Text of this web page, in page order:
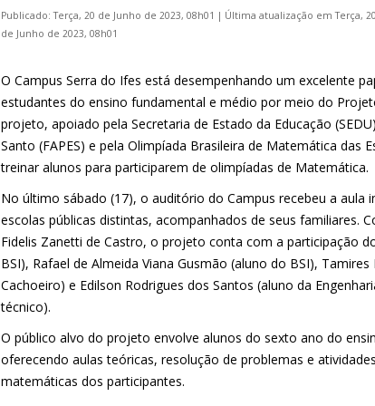
Publicado: Terça, 20 de Junho de 2023, 08h01 | Última atualização em Terça, 20
de Junho de 2023, 08h01
O Campus Serra do Ifes está desempenhando um excelente
estudantes do ensino fundamental e médio por meio do
projeto, apoiado pela Secretaria de Estado da Educação
Santo (FAPES) e pela Olimpíada Brasileira de Matemática das
treinar alunos para participarem de olimpíadas de Matemática.
No último sábado (17), o auditório do Campus recebeu a aula
escolas públicas distintas, acompanhados de seus familiares.
Fidelis Zanetti de Castro, o projeto conta com a participação
BSI), Rafael de Almeida Viana Gusmão (aluno do BSI),
Cachoeiro) e Edilson Rodrigues dos Santos (aluno da
técnico).
O público alvo do projeto envolve alunos do sexto ano do
oferecendo aulas teóricas, resolução de problemas e
matemáticas dos participantes.